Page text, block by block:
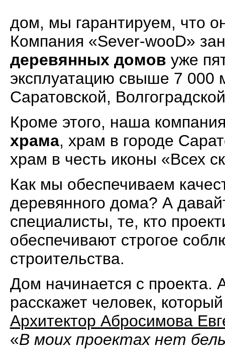
дом, мы гарантируем, что
Компания «Sever-wooD»
деревянных домов уже
эксплуатацию свыше 7 000
Саратовской,
Кроме этого, наша
храма, храм в городе
храм в честь иконы «Всех
Как мы обеспечиваем
деревянного дома? А
специалисты, те, кто
обеспечивают строгое
строительства.
Дом начинается с проекта.
расскажет человек,
Архитектор Абросимова
«В моих проектах нет